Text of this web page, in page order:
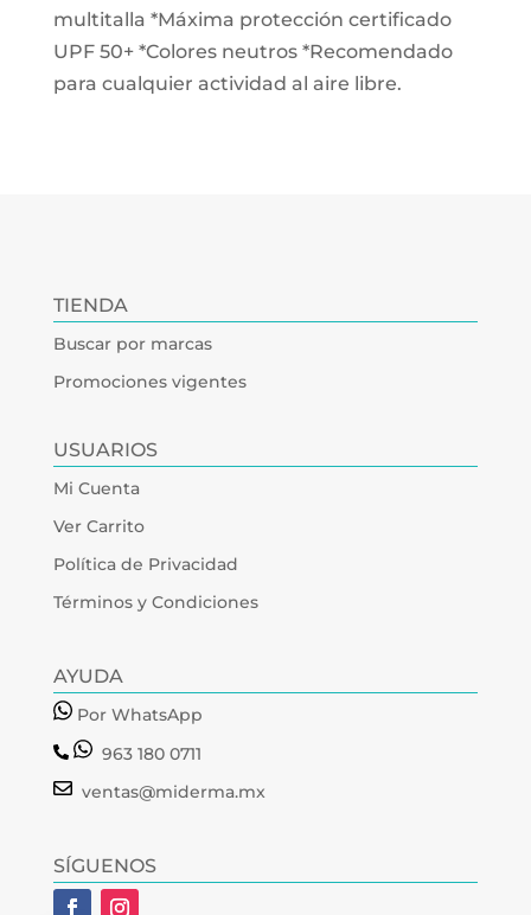
multitalla *Máxima protección certificado
UPF 50+ *Colores neutros *Recomendado
para cualquier actividad al aire libre.
TIENDA
Buscar por marcas
Promociones vigentes
USUARIOS
Mi Cuenta
Ver Carrito
Política de Privacidad
Términos y Condiciones
AYUDA
Por WhatsApp
963 180 0711
ventas@miderma.mx
SÍGUENOS